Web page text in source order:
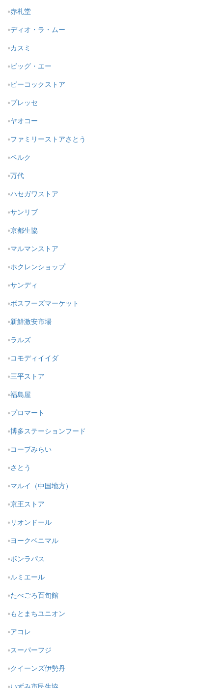
赤札堂
ディオ・ラ・ムー
カスミ
ビッグ・エー
ピーコックストア
プレッセ
ヤオコー
ファミリーストアさとう
ベルク
万代
ハセガワストア
サンリブ
京都生協
マルマンストア
ホクレンショップ
サンディ
ボスフーズマーケット
新鮮激安市場
ラルズ
コモディイイダ
三平ストア
福島屋
プロマート
博多ステーションフード
コープみらい
さとう
マルイ（中国地方）
京王ストア
リオンドール
ヨークベニマル
ボンラパス
ルミエール
たべごろ百旬館
もとまちユニオン
アコレ
スーパーフジ
クイーンズ伊勢丹